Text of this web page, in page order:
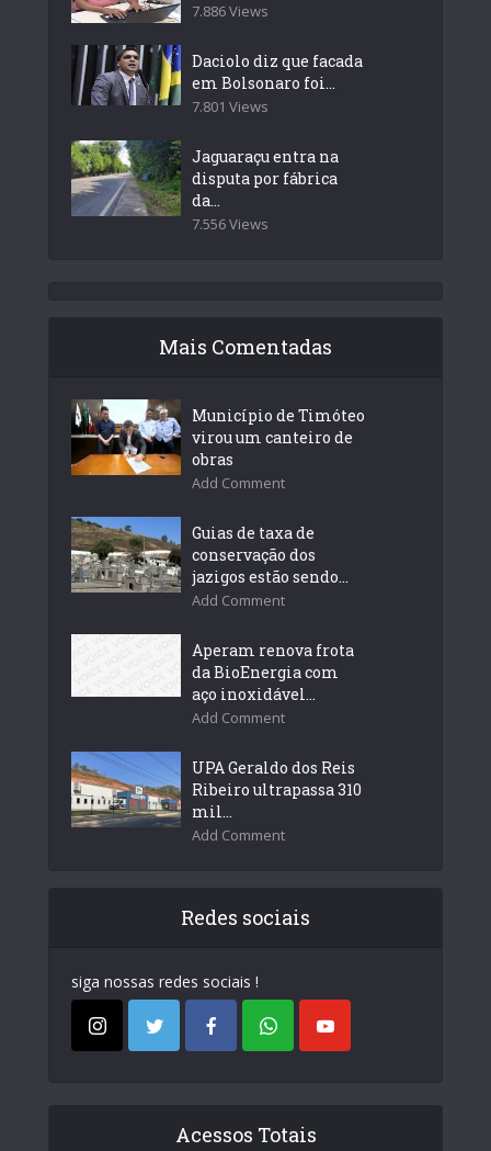
7.886 Views
Daciolo diz que facada
em Bolsonaro foi...
7.801 Views
Jaguaraçu entra na
disputa por fábrica
da...
7.556 Views
Mais Comentadas
Município de Timóteo
virou um canteiro de
obras
Add Comment
Guias de taxa de
conservação dos
jazigos estão sendo...
Add Comment
Aperam renova frota
da BioEnergia com
aço inoxidável...
Add Comment
UPA Geraldo dos Reis
Ribeiro ultrapassa 310
mil...
Add Comment
Redes sociais
siga nossas redes sociais !
Acessos Totais